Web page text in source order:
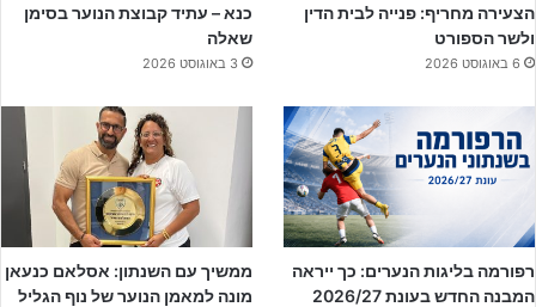
אתרועי ריינשרייבר שהוא אחד משופטיי הכדורגל הבכירים בישראל,
ובעל תג בינלאומי ב-7 השנים האחרונות.
הצעירה מחריף: פנייה לבית הדין
ולשר הספורט
6 באוגוסט 2026
כנא – עתיד קבוצת הנוער בסימן
שאלה
3 באוגוסט 2026
רפורמה בליגות הנערים: כך ייראה
המבנה החדש בעונת 2026/27
ממשיך עם השנתון: אסלאם כנעאן
מונה למאמן הנוער של נוף הגליל